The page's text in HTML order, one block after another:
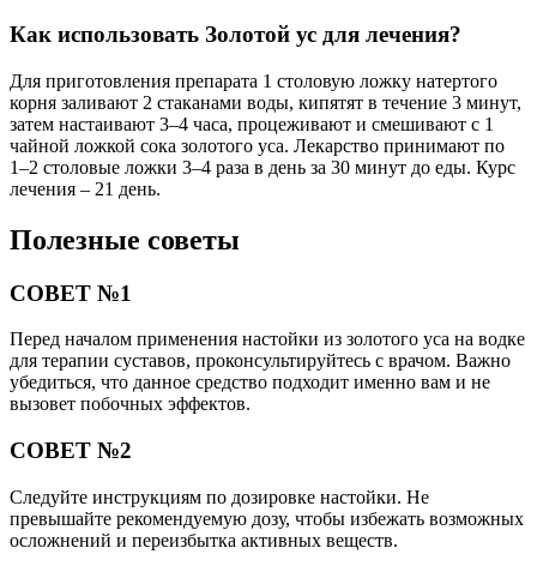
Как использовать Золотой ус для лечения?
Для приготовления препарата 1 столовую ложку натертого
корня заливают 2 стаканами воды, кипятят в течение 3 минут,
затем настаивают 3–4 часа, процеживают и смешивают с 1
чайной ложкой сока золотого уса. Лекарство принимают по
1–2 столовые ложки 3–4 раза в день за 30 минут до еды. Курс
лечения – 21 день.
Полезные советы
СОВЕТ №1
Перед началом применения настойки из золотого уса на водке
для терапии суставов, проконсультируйтесь с врачом. Важно
убедиться, что данное средство подходит именно вам и не
вызовет побочных эффектов.
СОВЕТ №2
Следуйте инструкциям по дозировке настойки. Не
превышайте рекомендуемую дозу, чтобы избежать возможных
осложнений и переизбытка активных веществ.